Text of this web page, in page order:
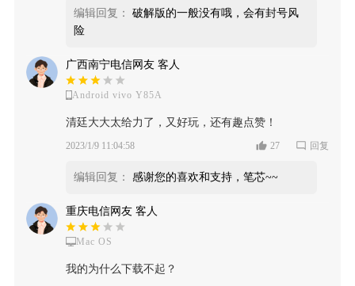
编辑回复：
破解版的一般没有哦，会有封号风
险
广西南宁电信网友 客人
Android vivo Y85A
清廷大大太给力了，又好玩，还有趣点赞！
2023/1/9 11:04:58 27 回复
编辑回复： 感谢您的喜欢和支持，笔芯~~
重庆电信网友 客人
Mac OS
我的为什么下载不起？